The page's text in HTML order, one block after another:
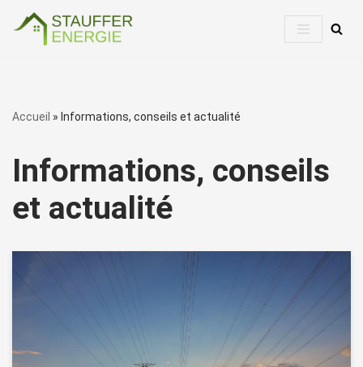
Accueil » Informations, conseils et actualité
Informations, conseils
et actualité